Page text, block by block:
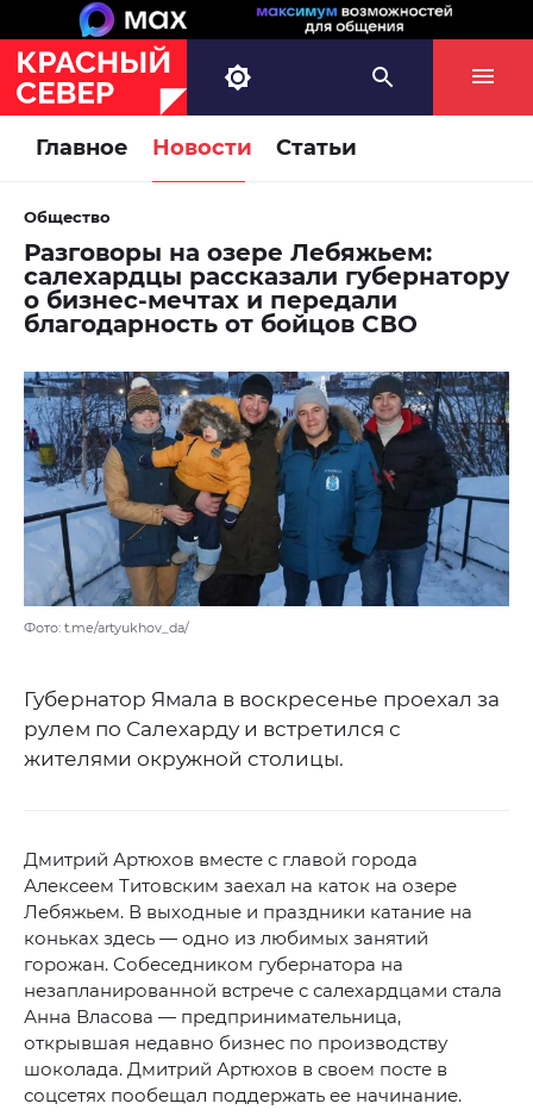
Главное Новости Статьи
Общество
Разговоры на озере Лебяжьем:
салехардцы рассказали губернатору
о бизнес-мечтах и передали
благодарность от бойцов СВО
Фото: t.me/artyukhov_da/
Губернатор Ямала в воскресенье проехал за
рулем по Салехарду и встретился с
жителями окружной столицы.
Дмитрий Артюхов вместе с главой города
Алексеем Титовским заехал на каток на озере
Лебяжьем. В выходные и праздники катание на
коньках здесь — одно из любимых занятий
горожан. Собеседником губернатора на
незапланированной встрече с салехардцами стала
Анна Власова — предпринимательница,
открывшая недавно бизнес по производству
шоколада. Дмитрий Артюхов в своем посте в
соцсетях пообещал поддержать ее начинание.